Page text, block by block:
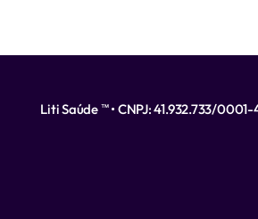
Liti Saúde ™ • CNPJ: 41.932.733/0001-